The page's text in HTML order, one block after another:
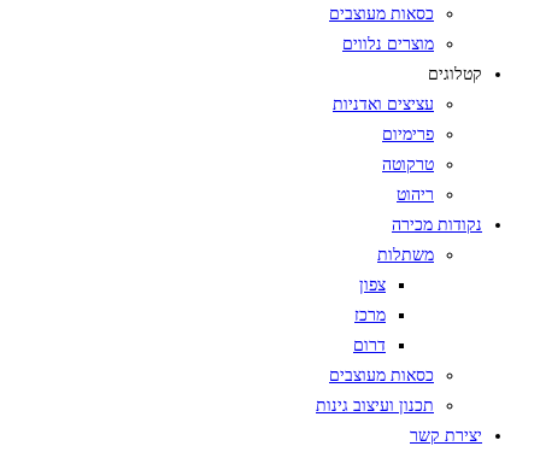
כסאות מעוצבים
מוצרים נלווים
קטלוגים
עציצים ואדניות
פרימיום
טרקוטה
ריהוט
נקודות מכירה
משתלות
צפון
מרכז
דרום
כסאות מעוצבים
תכנון ועיצוב גינות
יצירת קשר